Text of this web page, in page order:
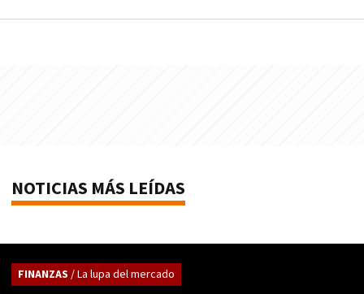
NOTICIAS MÁS LEÍDAS
FINANZAS / La lupa del mercado